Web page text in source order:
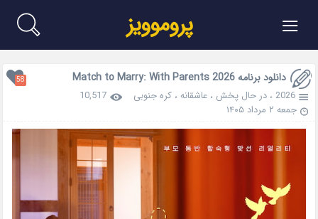
≡ پروموویز
دانلود برنامه Match to Marry: With Parents 2026 58
2026 ،در حال پخش ،عاشقانه ،کره جنوبی
10,517
جمعه ۲ مرداد ۱۴۰۵